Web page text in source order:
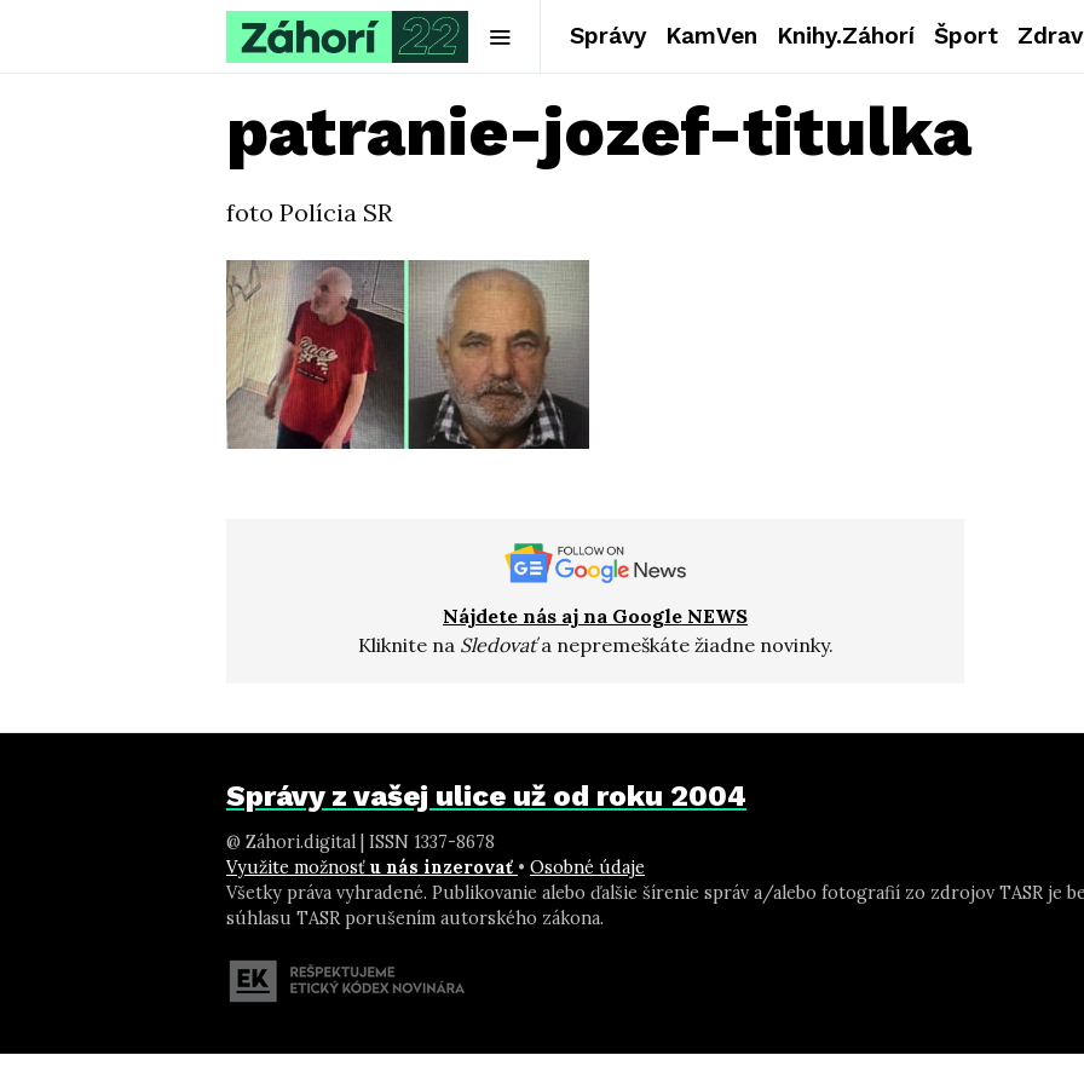
Správy KamVen Knihy.Záhorí Šport
patranie-jozef-titulka
foto Polícia SR
Nájdete nás aj na Google NEWS
Kliknite na Sledovaťa nepremeškáte žiadne novinky.
Správy z vašej ulice už od roku 2004
@ Záhori.digital | ISSN 1337-8678
Využite možnosť u nás inzerovať • Osobné údaje
Všetky práva vyhradené. Publikovanie alebo ďalšie šírenie správ a/alebo fotografií zo zdrojov TASR je
súhlasu TASR porušením autorského zákona.